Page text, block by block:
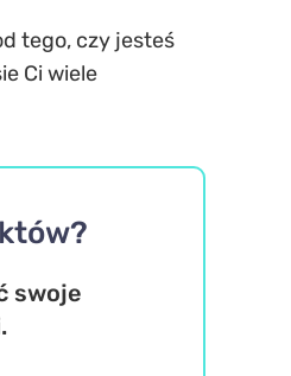
tego, czy jesteś
Ci wiele
swoje